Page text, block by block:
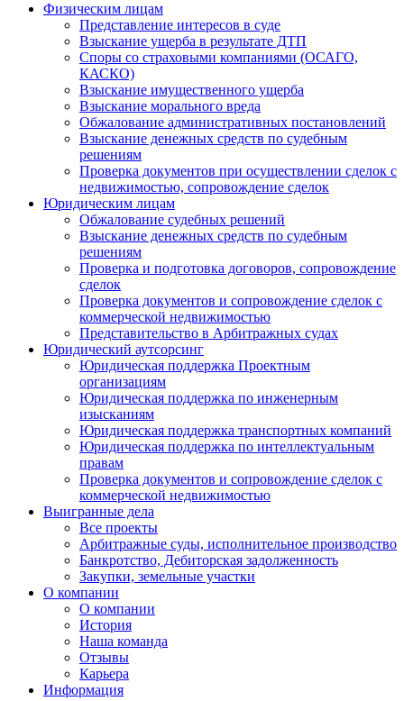
Физическим лицам
Представление интересов в суде
Взыскание ущерба в результате ДТП
Споры со страховыми компаниями (ОСАГО,
КАСКО)
Взыскание имущественного ущерба
Взыскание морального вреда
Обжалование административных постановлений
Взыскание денежных средств по судебным
решениям
Проверка документов при осуществлении сделок с
недвижимостью, сопровождение сделок
Юридическим лицам
Обжалование судебных решений
Взыскание денежных средств по судебным
решениям
Проверка и подготовка договоров, сопровождение
сделок
Проверка документов и сопровождение сделок с
коммерческой недвижимостью
Представительство в Арбитражных судах
Юридический аутсорсинг
Юридическая поддержка Проектным
организациям
Юридическая поддержка по инженерным
изысканиям
Юридическая поддержка транспортных компаний
Юридическая поддержка по интеллектуальным
правам
Проверка документов и сопровождение сделок с
коммерческой недвижимостью
Выигранные дела
Все проекты
Арбитражные суды, исполнительное производство
Банкротство, Дебиторская задолженность
Закупки, земельные участки
О компании
О компании
История
Наша команда
Отзывы
Карьера
Информация